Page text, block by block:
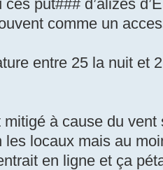
put### d’alizés
comme un
entre 25 la nuit et
à cause du
les locaux mais au
en ligne et ça